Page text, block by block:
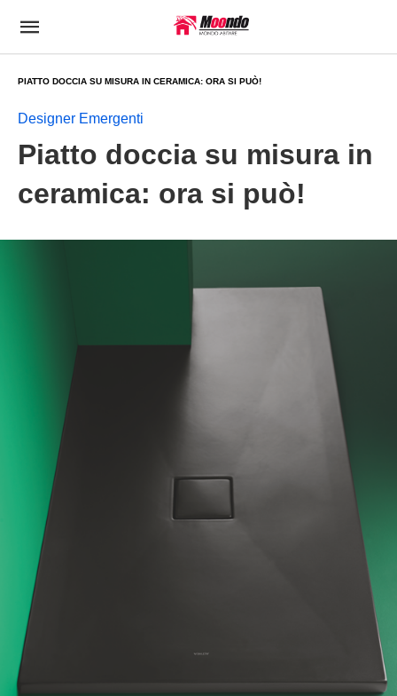
PIATTO DOCCIA SU MISURA IN CERAMICA: ORA SI PUÒ!
Designer Emergenti
Piatto doccia su misura in
ceramica: ora si può!